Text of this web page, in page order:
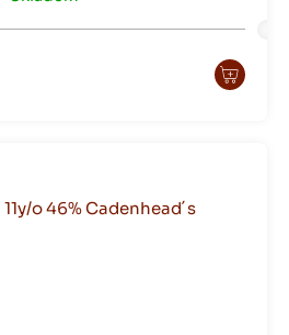
o 46% Cadenhead´s